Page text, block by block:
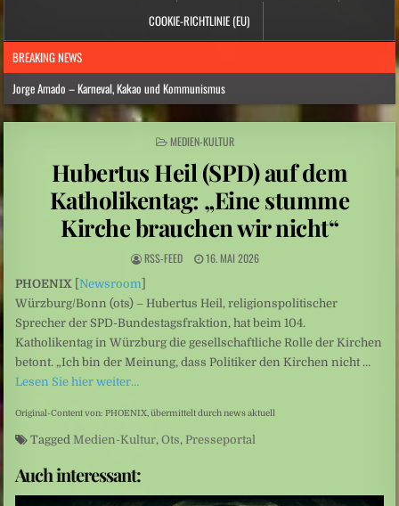
COOKIE-RICHTLINIE (EU)
BREAKING NEWS
Jorge Amado – Karneval, Kakao und Kommunismus
Anna Schapiro: „Fühlen Sie sich wie zu Hause …“ – Jüdische Spurensuche
Daniela Dröscher – Geldmangel, Gedichte und Freundschaft
Sarah Diehl: „Ins tiefe Blau“ – Unter Wasser beginnt eine andere Welt
Mittelamerika: Vulkanausbruch in Guatemala
POSTED
MEDIEN-KULTUR
Hubertus Heil (SPD) auf dem
Katholikentag: „Eine stumme
Kirche brauchen wir nicht“
RSS-FEED 16. MAI 2026
PHOENIX [Newsroom]
Würzburg/Bonn (ots) – Hubertus Heil, religionspolitischer
Sprecher der SPD-Bundestagsfraktion, hat beim 104.
Katholikentag in Würzburg die gesellschaftliche Rolle der Kirchen
betont. „Ich bin der Meinung, dass Politiker den Kirchen nicht …
Lesen Sie hier weiter…
Original-Content von: PHOENIX, übermittelt durch news aktuell
Tagged Medien-Kultur,Ots, Presseportal
Auch interessant: